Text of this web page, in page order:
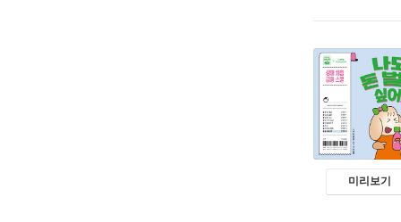
미리보기